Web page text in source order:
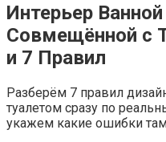
Интерьер
Совмещённой с
и 7 Правил
Разберём 7 правил
туалетом сразу по
укажем какие ошибки